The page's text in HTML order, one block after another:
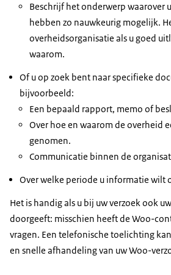
Beschrijf het onderwerp waarover
hebben zo nauwkeurig mogelijk.
overheidsorganisatie als u goed
waarom.
Of u op zoek bent naar specifieke
bijvoorbeeld:
Een bepaald rapport, memo of
Over hoe en waarom de overheid
genomen.
Communicatie binnen de
Over welke periode u informatie wilt
Het is handig als u bij uw verzoek ook
doorgeeft: misschien heeft de Woo-
vragen. Een telefonische toelichting
en snelle afhandeling van uw Woo-